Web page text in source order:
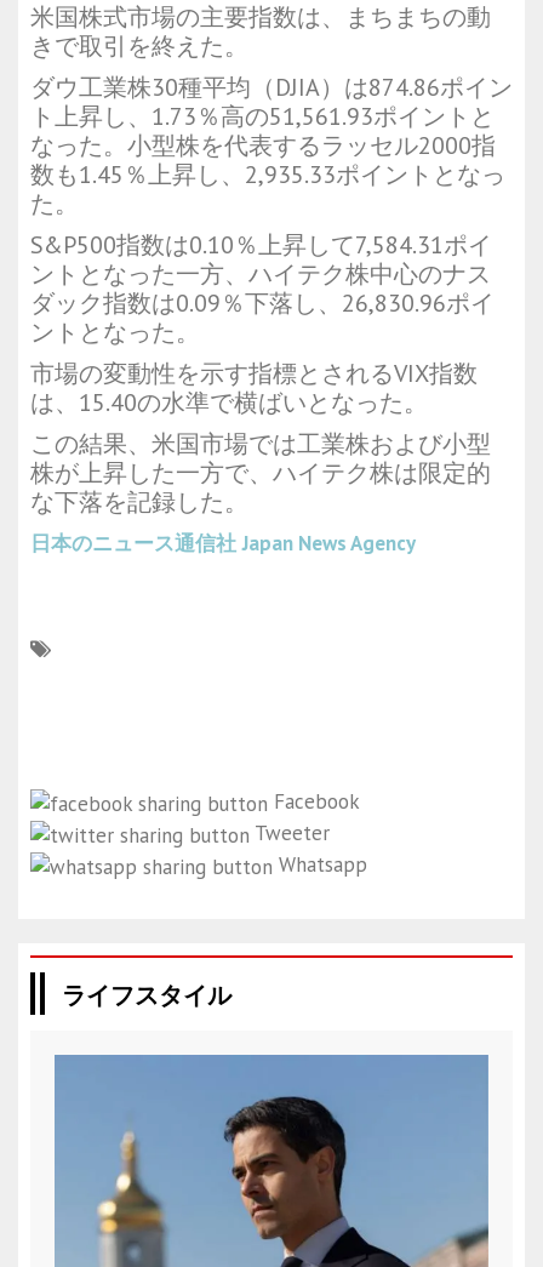
米国株式市場の主要指数は、まちまちの動
きで取引を終えた。
ダウ工業株30種平均（DJIA）は874.86ポイン
ト上昇し、1.73％高の51,561.93ポイントと
なった。小型株を代表するラッセル2000指
数も1.45％上昇し、2,935.33ポイントとなっ
た。
S&P500指数は0.10％上昇して7,584.31ポイ
ントとなった一方、ハイテク株中心のナス
ダック指数は0.09％下落し、26,830.96ポイ
ントとなった。
市場の変動性を示す指標とされるVIX指数
は、15.40の水準で横ばいとなった。
この結果、米国市場では工業株および小型
株が上昇した一方で、ハイテク株は限定的
な下落を記録した。
日本のニュース通信社 Japan News Agency
Facebook
Tweeter
Whatsapp
ライフスタイル